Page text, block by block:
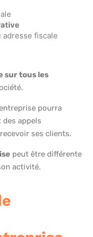
adresse fiscale
sur tous les
pourra
appels
ses clients.
peut être différente
activité.